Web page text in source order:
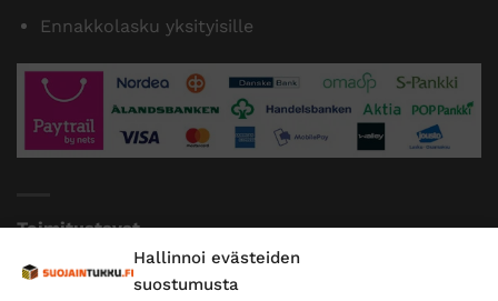
Hallinnoi evästeiden
suostumusta
Ennakkolasku yksityisille
Toimitustavat
Posti